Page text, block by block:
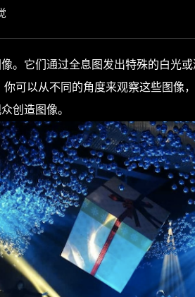
它们通过全息图发出特殊的白光
可以从不同的角度来观察这些图
创造图像。